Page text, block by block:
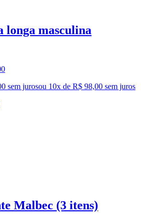
longa masculina
sem jurosou 10x de R$ 98,00 sem juros
Malbec (3 itens)